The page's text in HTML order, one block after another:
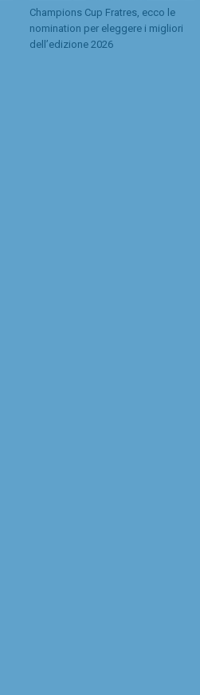
Champions Cup Fratres, ecco le
nomination per eleggere i migliori
dell’edizione 2026